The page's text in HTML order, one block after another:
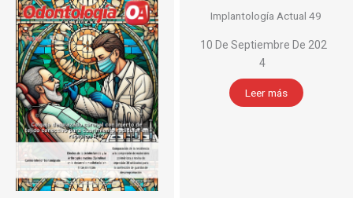
Implantología Actual 49
10 De Septiembre De 202
4
Leer más